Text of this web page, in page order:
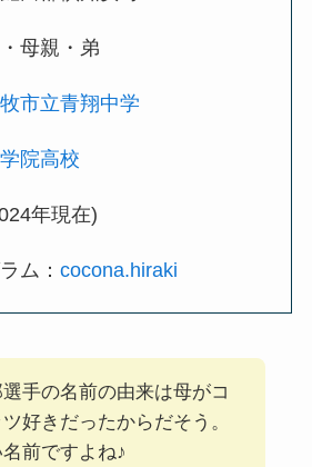
母親・弟
市立青翔中学
院高校
年現在)
ム：cocona.hiraki
手の名前の由来は母がコ
好きだったからだそう。
前ですよね♪